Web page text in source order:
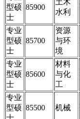
型硕
士
85900
土木
水利
专业
型硕
士
85700
资源
与环
境
专业
型硕
士
85600
材料
与化
工
专业
型硕 85500 机械